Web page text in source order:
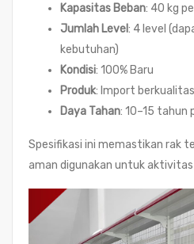
Kapasitas Beban: 40 kg
Jumlah Level: 4 level
kebutuhan)
Kondisi: 100% Baru
Produk: Import
Daya Tahan: 10–15 tahun
Spesifikasi ini memastikan rak
aman digunakan untuk